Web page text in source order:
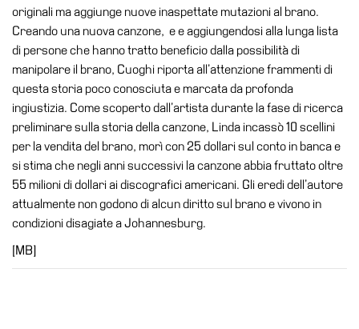
sedi
Edificio
Castello
Manica
Lunga
Villa
Cerruti
Cosmo
Digitale
EN
Visita
originali ma aggiunge nuove inaspettate mutazioni al brano.
Creando una nuova canzone, e e aggiungendosi alla lunga lista
di persone che hanno tratto beneficio dalla possibilità di
manipolare il brano, Cuoghi riporta all’attenzione frammenti di
questa storia poco conosciuta e marcata da profonda
ingiustizia. Come scoperto dall’artista durante la fase di ricerca
preliminare sulla storia della canzone, Linda incassò 10 scellini
per la vendita del brano, morì con 25 dollari sul conto in banca e
si stima che negli anni successivi la canzone abbia fruttato oltre
55 milioni di dollari ai discografici americani. Gli eredi dell’autore
attualmente non godono di alcun diritto sul brano e vivono in
condizioni disagiate a Johannesburg.
[MB]